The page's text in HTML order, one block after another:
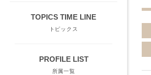
TOPICS TIME LINE
トピックス
PROFILE LIST
所属一覧